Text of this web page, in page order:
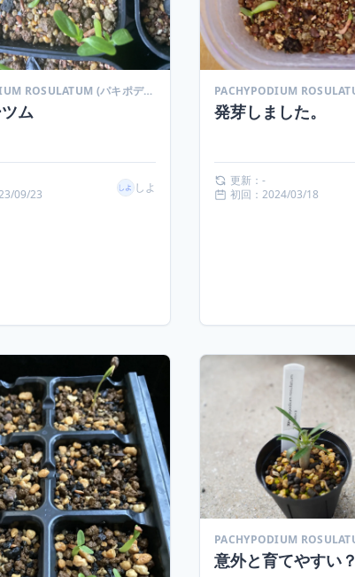
PACHYPODIUM ROSULATUM (パキポディウム ロスラーツム)
ム
09/23
しよ
発芽しました。
更新：-
初回：2024/03/18
意外と育てやすい？